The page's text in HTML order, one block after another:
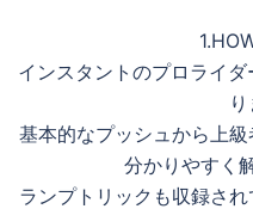
インスタントのプロライ
り
基本的なプッシュから上
分かりやすく
ランプトリックも収録さ